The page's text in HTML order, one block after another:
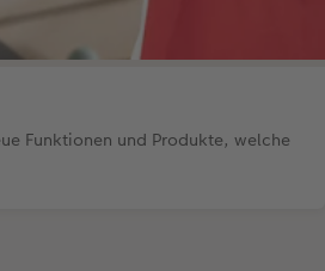
Funktionen und Produkte, welche